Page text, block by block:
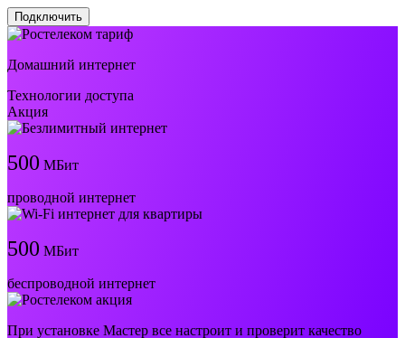
Подключить
Домашний интернет
Технологии доступа
Акция
500 МБит
проводной интернет
500 МБит
беспроводной интернет
При установке Мастер все настроит и проверит качество